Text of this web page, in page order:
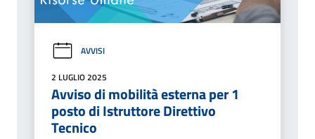
AVVISI
2 LUGLIO 2025
Avviso di mobilità esterna per 1
posto di Istruttore Direttivo
Tecnico